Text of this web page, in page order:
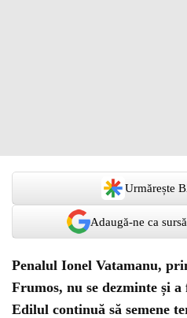
Urmărește
Adaugă-ne ca
Penalul Ionel Vatamanu,
Frumos, nu se dezminte și
Edilul continuă să semene